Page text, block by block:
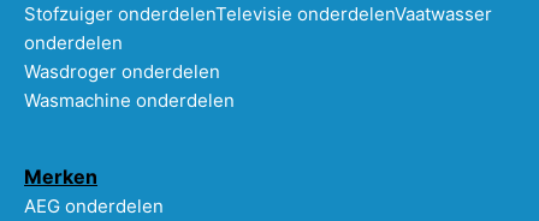
Stofzuiger onderdelenTelevisie onderdelenVaatwasser
onderdelen
Wasdroger onderdelen
Wasmachine onderdelen
Merken
AEG onderdelen